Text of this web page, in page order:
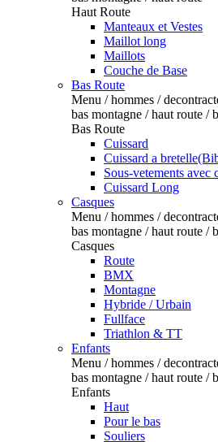
Haut Route
Manteaux et Vestes
Maillot long
Maillots
Couche de Base
Bas Route
Menu / hommes /
bas montagne / haut route /
Bas Route
Cuissard
Cuissard a
Sous-vetements avec
Cuissard Long
Casques
Menu / hommes /
bas montagne / haut route /
Casques
Route
BMX
Montagne
Hybride / Urbain
Fullface
Triathlon & TT
Enfants
Menu / hommes /
bas montagne / haut route /
Enfants
Haut
Pour le bas
Souliers